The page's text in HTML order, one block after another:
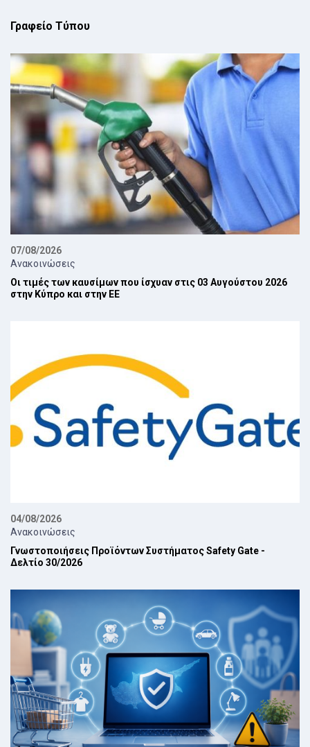
Γραφείο Τύπου
07/08/2026
Ανακοινώσεις
Οι τιμές των καυσίμων που ίσχυαν στις 03 Αυγούστου 2026
στην Κύπρο και στην ΕΕ
04/08/2026
Ανακοινώσεις
Γνωστοποιήσεις Προϊόντων Συστήματος Safety Gate -
Δελτίο 30/2026